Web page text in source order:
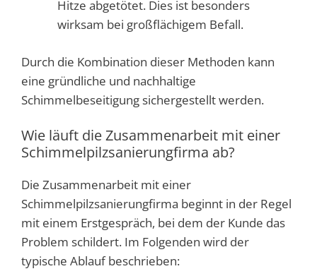
Hitze abgetötet. Dies ist besonders
wirksam bei großflächigem Befall.
Durch die Kombination dieser Methoden kann
eine gründliche und nachhaltige
Schimmelbeseitigung sichergestellt werden.
Wie läuft die Zusammenarbeit mit einer
Schimmelpilzsanierungfirma ab?
Die Zusammenarbeit mit einer
Schimmelpilzsanierungfirma beginnt in der Regel
mit einem Erstgespräch, bei dem der Kunde das
Problem schildert. Im Folgenden wird der
typische Ablauf beschrieben: